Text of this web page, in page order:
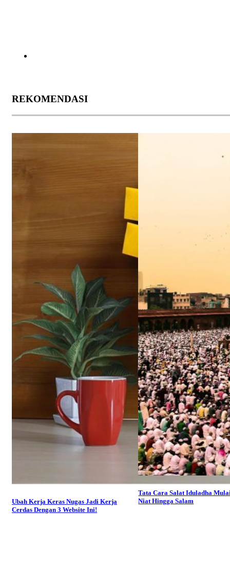
REKOMENDASI
Ubah Kerja Keras Nugas Jadi Kerja
Cerdas Dengan 3 Website Ini!
Tata Cara Salat Iduladha
Niat Hingga Salam